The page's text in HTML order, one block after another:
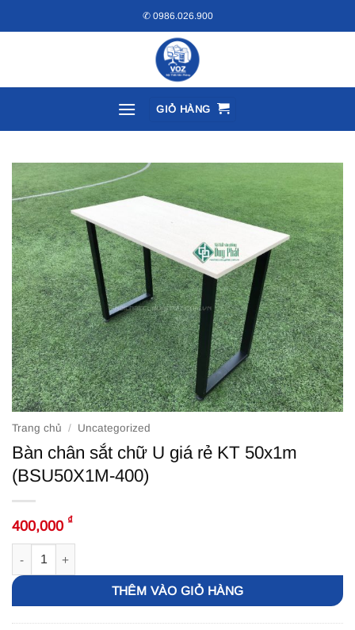
qua
✆ 0986.026.900
GIỎ HÀNG
Trang chủ / Uncategorized
Bàn chân sắt chữ U giá rẻ KT 50x1m
(BSU50X1M-400)
400,000 ₫
Bàn chân sắt chữ U giá rẻ KT 50x1m (BSU50X1M-400) số lượng
THÊM VÀO GIỎ HÀNG